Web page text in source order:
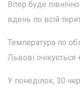
Вітер буде
вдень по всій
Температура по
Львові очікується
У понеділок, 30